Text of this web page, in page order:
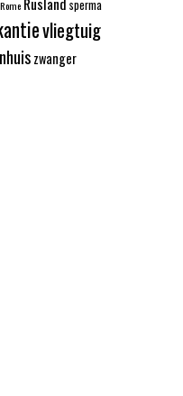
Rome sperma
vliegtuig
zwanger